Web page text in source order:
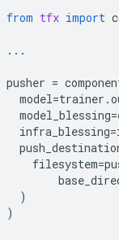
from tfx import
...
pusher =
model=trainer .
model_blessing=
infra_blessing=
filesystem=
)
)